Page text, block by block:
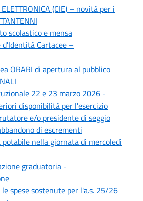
ELETTRONICA (CIE) – novità per i
scolastico e mensa
Cartacee –
ORARI di apertura al pubblico
22 e 23 marzo 2026 -
disponibilità per l'esercizio
e/o presidente di seggio
di escrementi
nella giornata di mercoledì
graduatoria -
spese sostenute per l'a.s. 25/26